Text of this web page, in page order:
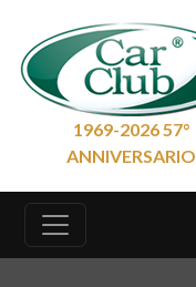
1969-2026 57°
ANNIVERSARIO